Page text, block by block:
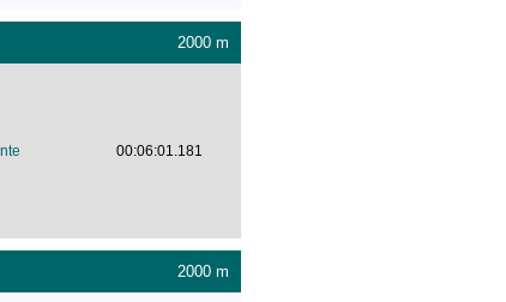
2000 m
00:06:01.181
2000 m